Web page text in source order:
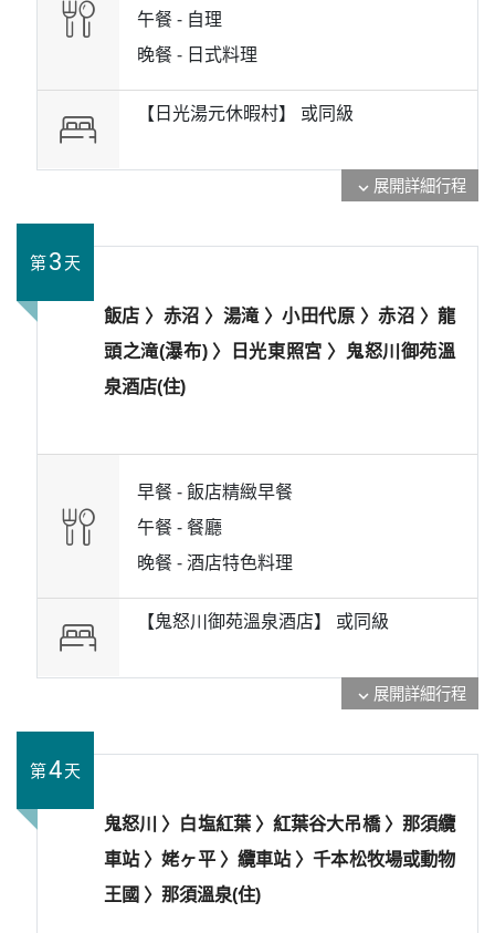
午餐 - 自理
晚餐 - 日式料理
【日光湯元休暇村】 或同級
expand_more 展開詳細行程
第3 天
飯店 〉赤沼 〉湯滝 〉小田代原 〉赤沼 〉龍
頭之滝(瀑布) 〉日光東照宮 〉鬼怒川御苑溫
泉酒店(住)
早餐 -飯店精緻早餐
午餐 -餐廳
晚餐 -酒店特色料理
【鬼怒川御苑溫泉酒店】 或同級
expand_more 展開詳細行程
第4天
鬼怒川 〉白塩紅葉 〉紅葉谷大吊橋 〉那須纜
車站 〉姥ヶ平 〉纜車站 〉千本松牧場或動物
王國 〉那須溫泉(住)